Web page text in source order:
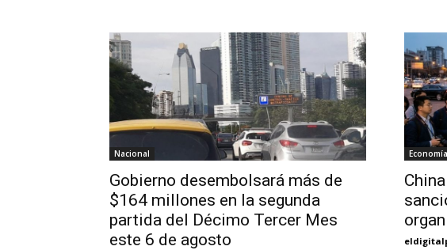
Nacional
Gobierno desembolsará más de
$164 millones en la segunda
partida del Décimo Tercer Mes
este 6 de agosto
Economía